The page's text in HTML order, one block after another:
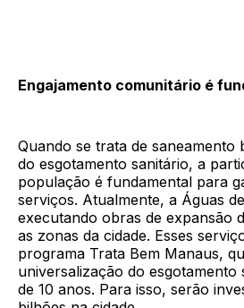
Engajamento comunitário é
Quando se trata de saneamento
do esgotamento sanitário, a
população é fundamental para
serviços. Atualmente, a Águas
executando obras de expansão
as zonas da cidade. Esses
programa Trata Bem Manaus,
universalização do esgotamento
de 10 anos. Para isso, serão